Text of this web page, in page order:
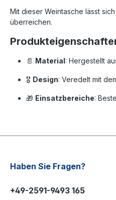
Mit dieser Weintasche lässt
überreichen.
📄 Material: Hergestellt
🎖️ Design: Veredelt mit
🎁 Einsatzbereiche:
Haben Sie Fragen?
+49-2591-9493 165